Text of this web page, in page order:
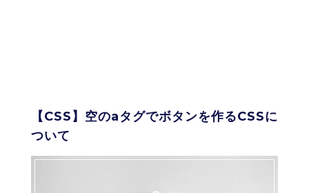
【CSS】空のaタグでボタンを作るCSSに
ついて